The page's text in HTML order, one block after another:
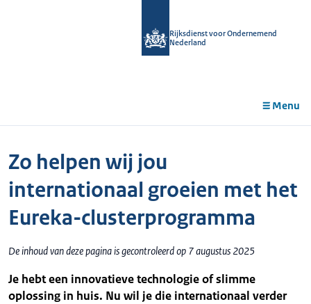
Rijksdienst voor Ondernemend
Nederland
Menu
Zo helpen wij jou
internationaal groeien met het
Eureka-clusterprogramma
De inhoud van deze pagina is gecontroleerd op 7 augustus 2025
Je hebt een innovatieve technologie of slimme
oplossing in huis. Nu wil je die internationaal verder